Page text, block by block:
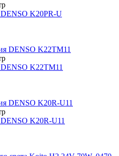
K20PR-U
K22TM11
K20R-U11